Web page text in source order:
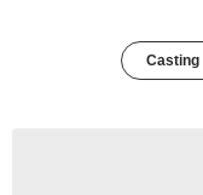
Casting